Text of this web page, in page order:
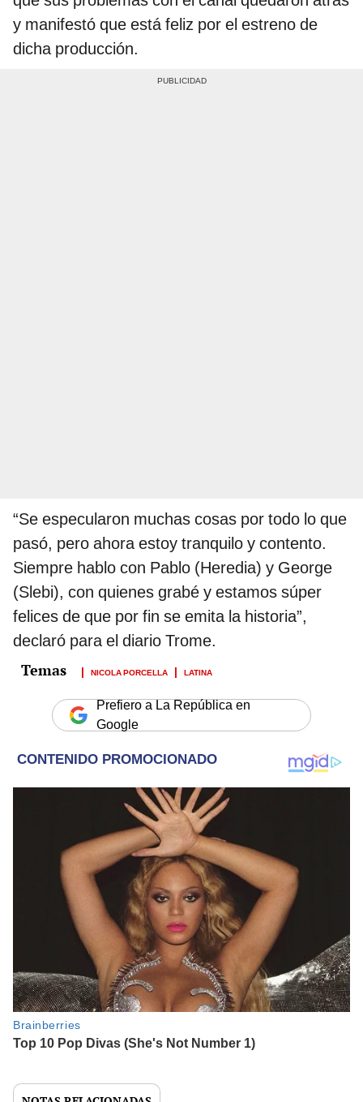
y manifestó que está feliz por el estreno de
dicha producción.
“Se especularon muchas cosas por todo lo que
pasó, pero ahora estoy tranquilo y contento.
Siempre hablo con Pablo (Heredia) y George
(Slebi), con quienes grabé y estamos súper
felices de que por fin se emita la historia”,
declaró para el diario Trome.
NICOLA PORCELLA LATINA
Prefiero a La República en
Google